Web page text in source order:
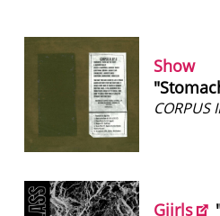
Show
CORPUS
Giirls